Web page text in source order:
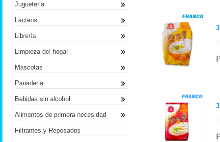
Jugueteria
Lacteos
Librería
Limpieza del hogar
Mascotas
Panaderia
Bebidas sin alcohol
Alimentos de primera necesidad
Filtrantes y Reposados